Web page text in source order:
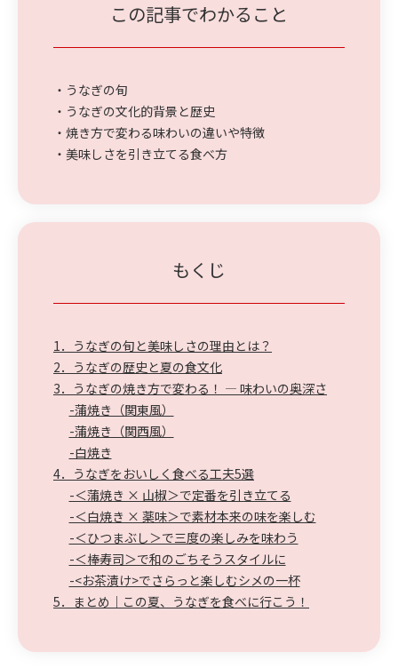
この記事でわかること
・うなぎの旬
・うなぎの文化的背景と歴史
・焼き方で変わる味わいの違いや特徴
・美味しさを引き立てる食べ方
もくじ
1．うなぎの旬と美味しさの理由とは？
2．うなぎの歴史と夏の食文化
3．うなぎの焼き方で変わる！ ― 味わいの奥深さ
-蒲焼き（関東風）
-蒲焼き（関西風）
-白焼き
4．うなぎをおいしく食べる工夫5選
-＜蒲焼き × 山椒＞で定番を引き立てる
-＜白焼き × 薬味＞で素材本来の味を楽しむ
-＜ひつまぶし＞で三度の楽しみを味わう
-＜棒寿司＞で和のごちそうスタイルに
-<お茶漬け>でさらっと楽しむシメの一杯
5．まとめ｜この夏、うなぎを食べに行こう！